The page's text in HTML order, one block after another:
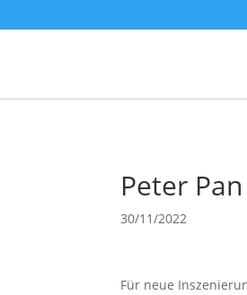
Peter Pan
30/11/2022
Für neue